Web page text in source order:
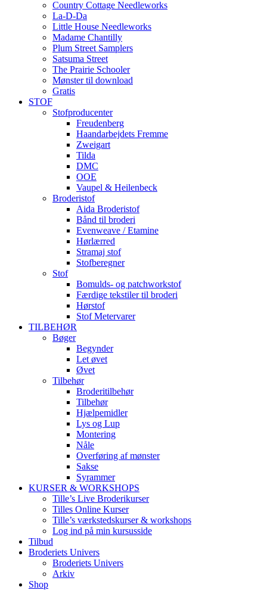
Country Cottage Needleworks
La-D-Da
Little House Needleworks
Madame Chantilly
Plum Street Samplers
Satsuma Street
The Prairie Schooler
Mønster til download
Gratis
STOF
Stofproducenter
Freudenberg
Haandarbejdets Fremme
Zweigart
Tilda
DMC
OOE
Vaupel & Heilenbeck
Broderistof
Aida Broderistof
Bånd til broderi
Evenweave / Etamine
Hørlærred
Stramaj stof
Stofberegner
Stof
Bomulds- og patchworkstof
Færdige tekstiler til broderi
Hørstof
Stof Metervarer
TILBEHØR
Bøger
Begynder
Let øvet
Øvet
Tilbehør
Broderitilbehør
Tilbehør
Hjælpemidler
Lys og Lup
Montering
Nåle
Overføring af mønster
Sakse
Syrammer
KURSER & WORKSHOPS
Tille’s Live Broderikurser
Tilles Online Kurser
Tille’s værkstedskurser & workshops
Log ind på min kursusside
Tilbud
Broderiets Univers
Broderiets Univers
Arkiv
Shop